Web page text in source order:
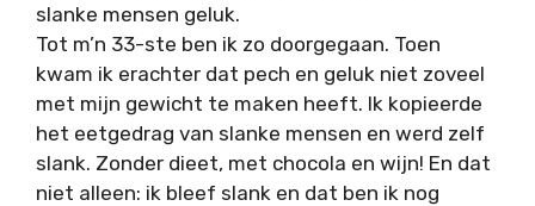
slanke mensen geluk.
Tot m’n 33-ste ben ik zo doorgegaan. Toen
kwam ik erachter dat pech en geluk niet zoveel
met mijn gewicht te maken heeft. Ik kopieerde
het eetgedrag van slanke mensen en werd zelf
slank. Zonder dieet, met chocola en wijn! En dat
niet alleen: ik bleef slank en dat ben ik nog